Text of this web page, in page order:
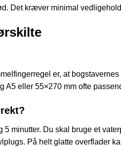
Det kræver minimal
er, at
A5 eller 55×270 mm ofte
minutter. Du skal bruge et
På helt glatte